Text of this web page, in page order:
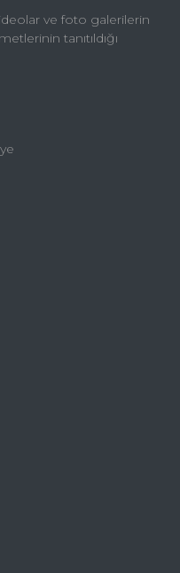
ve foto galerilerin
tanıtıldığı